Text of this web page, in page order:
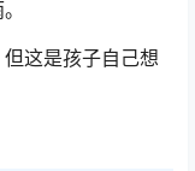
这是孩子自己想